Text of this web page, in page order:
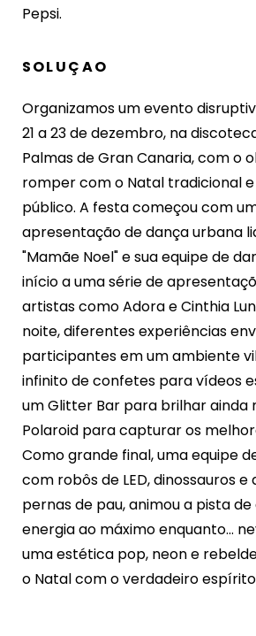
Pepsi.
SOLUÇAO
Organizamos um evento
21 a 23 de dezembro, na
Palmas de Gran Canaria, com o
romper com o Natal tradicional
público. A festa começou com
apresentação de dança urbana
"Mamãe Noel" e sua equipe de
início a uma série de
artistas como Adora e Cinthia
noite, diferentes experiências
participantes em um ambiente
infinito de confetes para vídeos
um Glitter Bar para brilhar ainda
Polaroid para capturar os
Como grande final, uma equipe
com robôs de LED, dinossauros
pernas de pau, animou a pista
energia ao máximo enquanto...
uma estética pop, neon e
o Natal com o verdadeiro espírito